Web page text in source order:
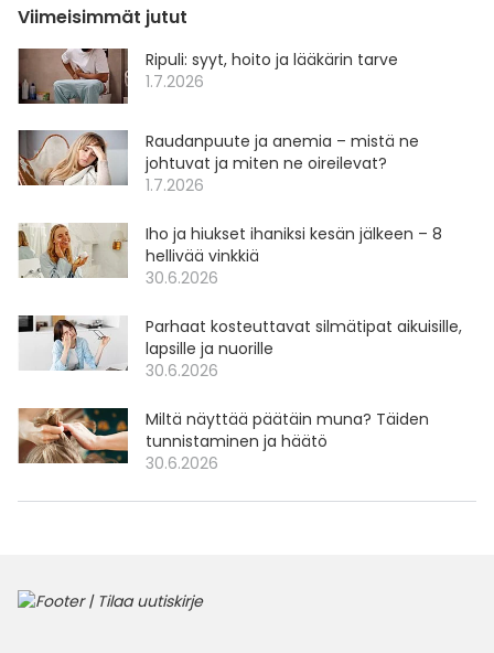
Viimeisimmät jutut
Ripuli: syyt, hoito ja lääkärin tarve
1.7.2026
Raudanpuute ja anemia – mistä ne
johtuvat ja miten ne oireilevat?
1.7.2026
Iho ja hiukset ihaniksi kesän jälkeen – 8
hellivää vinkkiä
30.6.2026
Parhaat kosteuttavat silmätipat aikuisille,
lapsille ja nuorille
30.6.2026
Miltä näyttää päätäin muna? Täiden
tunnistaminen ja häätö
30.6.2026